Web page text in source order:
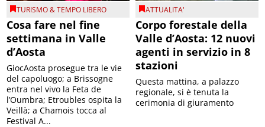
TURISMO & TEMPO LIBERO
Cosa fare nel fine
settimana in Valle
d’Aosta
GiocAosta prosegue tra le vie
del capoluogo; a Brissogne
entra nel vivo la Feta de
l’Oumbra; Etroubles ospita la
Veillà; a Chamois tocca al
Festival A...
ATTUALITA'
Corpo forestale della
Valle d’Aosta: 12 nuovi
agenti in servizio in 8
stazioni
Questa mattina, a palazzo
regionale, si è tenuta la
cerimonia di giuramento